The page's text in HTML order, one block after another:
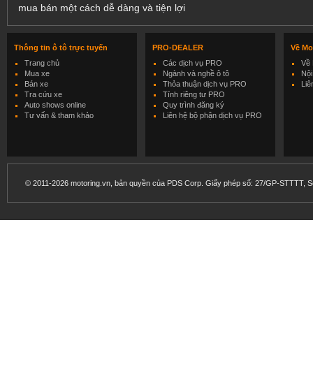
mua bán một cách dễ dàng và tiện lợi
Thông tin ô tô trực tuyến
Trang chủ
Mua xe
Bán xe
Tra cứu xe
Auto shows online
Tư vấn & tham khảo
PRO-DEALER
Các dịch vụ PRO
Ngành và nghề ô tô
Thỏa thuận dịch vụ PRO
Tính riêng tư PRO
Quy trình đăng ký
Liên hệ bộ phận dịch vụ PRO
Về
Về
© 2011-2026 motoring.vn, bản quyền của PDS Corp. Giấy phép số: 27/GP-STTTT,